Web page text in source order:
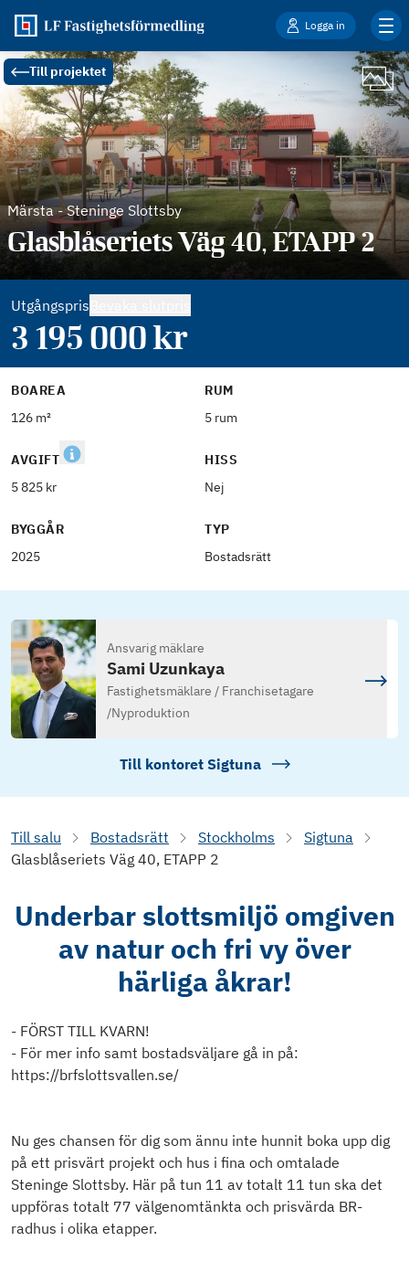
Logga in
Till projektet
Märsta-Steninge Slottsby
Glasblåseriets Väg 40, ETAPP 2
Utgångspris
3 195 000kr
BOAREA
126 m²
RUM
5 rum
AVGIFT
5 825 kr
HISS
Nej
BYGGÅR
2025
TYP
Bostadsrätt
Ansvarig mäklare
Sami Uzunkaya
Fastighetsmäklare / Franchisetagare
/Nyproduktion
Till kontoret Sigtuna
Till salu Bostadsrätt Stockholms
Sigtuna
Glasblåseriets Väg 40, ETAPP 2
Underbar slottsmiljö omgiven
av natur och fri vy över
härliga åkrar!
- FÖRST TILL KVARN!
- För mer info samt bostadsväljare gå in på:
https://brfslottsvallen.se/
Nu ges chansen för dig som ännu inte hunnit boka upp dig
på ett prisvärt projekt och hus i fina och omtalade
Steninge Slottsby. Här på tun 11 av totalt 11 tun ska det
uppföras totalt 77 välgenomtänkta och prisvärda BR-
radhus i olika etapper.